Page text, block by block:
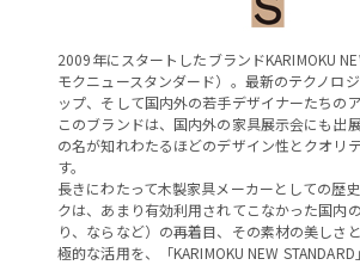
2009年にスタートしたブランドKARIMOKU
モクニュースタンダード）。最新のテクノロ
ップ、そして国内外の若手デザイナーたちの
このブランドは、国内外の家具展示会にも出
の名が知れわたるほどのデザイン性とクオリ
す。
長きにわたって木製家具メーカーとしての歴
クは、あまり有効利用されてこなかった国内
り、ならなど）の再着目、その素材の美しさ
極的な活用を、「KARIMOKU NEW STANDARD